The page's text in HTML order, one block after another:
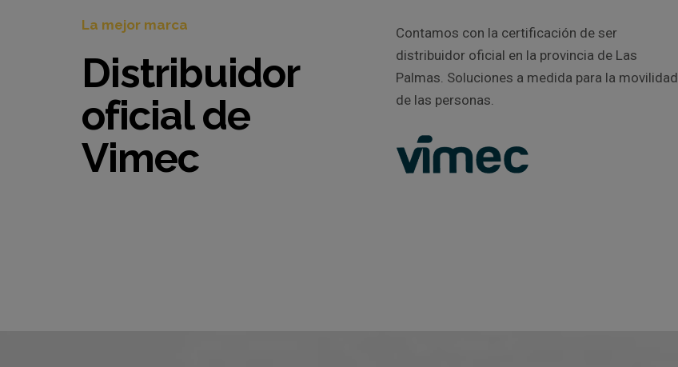
La mejor marca
Distribuidor
oficial de
Vimec
Contamos con la certificación de ser
distribuidor oficial en la provincia de Las
Palmas. Soluciones a medida para la movilidad
de las personas.